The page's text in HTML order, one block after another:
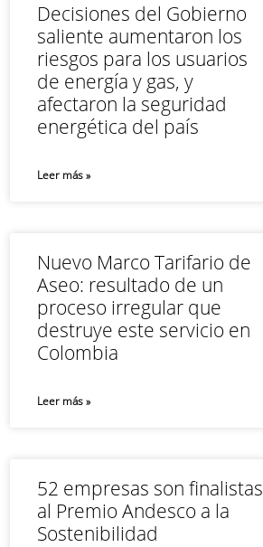
Decisiones del Gobierno
saliente aumentaron los
riesgos para los usuarios
de energía y gas, y
afectaron la seguridad
energética del país
Leer más »
Nuevo Marco Tarifario de
Aseo: resultado de un
proceso irregular que
destruye este servicio en
Colombia
Leer más »
52 empresas son finalistas
al Premio Andesco a la
Sostenibilidad